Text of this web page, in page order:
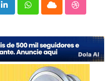
LinkedInWhatsappCloud